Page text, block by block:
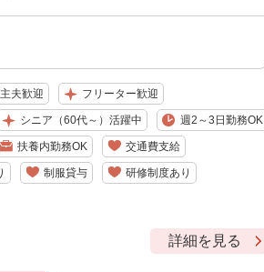
夫歓迎 フリーター歓迎
シニア（60代～）活躍中 週2～3日勤務OK
扶養内勤務OK 交通費支給
制服貸与 研修制度あり
詳細を見る